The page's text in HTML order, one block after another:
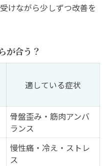
けながら少しずつ改善を
が合う？
適している症状
骨盤歪み・筋肉アンバ
ランス
慢性痛・冷え・ストレ
ス